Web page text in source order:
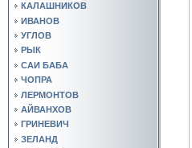
КАЛАШНИКОВ
ИВАНОВ
УГЛОВ
РЫК
САИ БАБА
ЧОПРА
ЛЕРМОНТОВ
АЙВАНХОВ
ГРИНЕВИЧ
ЗЕЛАНД